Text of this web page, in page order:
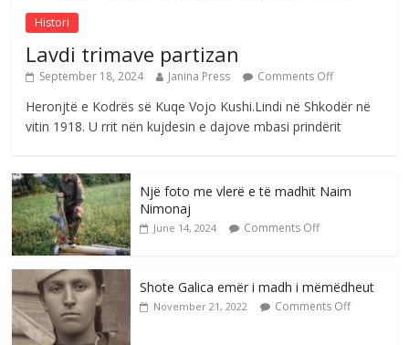
Histori
Lavdi trimave partizan
September 18, 2024 Janina Press Comments Off
Heronjtë e Kodrës së Kuqe Vojo Kushi.Lindi në Shkodër në
vitin 1918. U rrit nën kujdesin e dajove mbasi prindërit
Një foto me vlerë e të madhit Naim
Nimonaj
June 14, 2024 Comments Off
Shote Galica emër i madh i mëmëdheut
November 21, 2022 Comments Off